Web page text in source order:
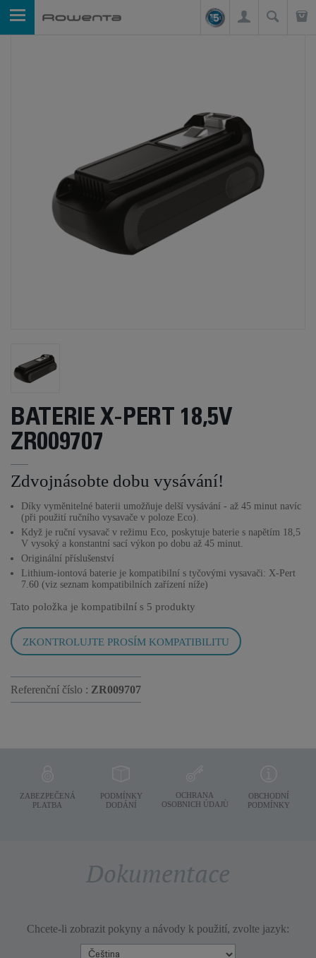
BATERIE X-PERT 18,5V
ZR009707
Zdvojnásobte dobu vysávání!
Díky vyměnitelné baterii umožňuje delší vysávání - až 45 minut navíc
(při použití ručního vysavače v poloze Eco).
Když je ruční vysavač v režimu Eco, poskytuje baterie s napětím 18,5
V vysoký a konstantní sací výkon po dobu až 45 minut.
Originální příslušenství
Lithium-iontová baterie je kompatibilní s tyčovými vysavači: X-Pert
7.60 (viz seznam kompatibilních zařízení níže)
Tato položka je kompatibilní s 5 produkty
ZKONTROLUJTE PROSÍM KOMPATIBILITU
Referenční číslo : ZR009707
ZABEZPEČENÁ
PLATBA
PODMÍNKY
DODÁNÍ
OCHRANA
OSOBNICH ÚDAJÙ
OBCHODNÍ
PODMÍNKY
Dokumentace
Chcete-li zobrazit pokyny a návody k použití, zvolte jazyk: